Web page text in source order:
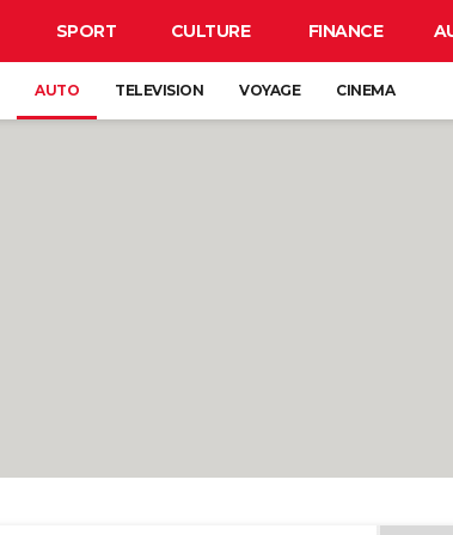
SPORT CULTURE FINANCE
AUTO TELEVISION VOYAGE CINEMA